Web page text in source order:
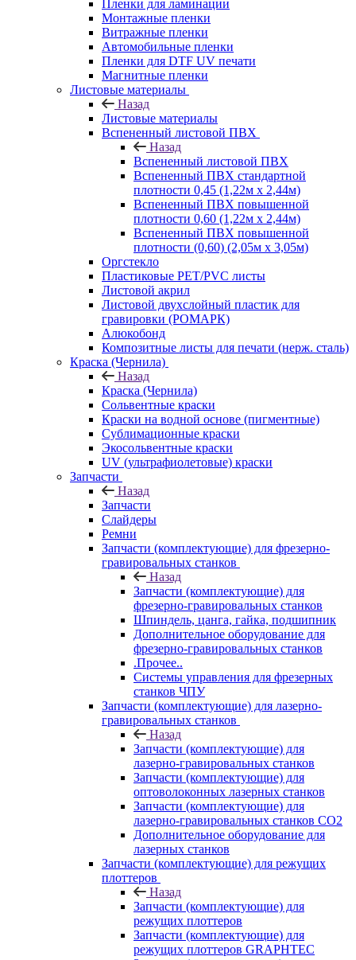
Пленки для ламинации
Монтажные пленки
Витражные пленки
Автомобильные пленки
Пленки для DTF UV печати
Магнитные пленки
Листовые материалы
Назад
Листовые материалы
Вспененный листовой ПВХ
Назад
Вспененный листовой ПВХ
Вспененный ПВХ стандартной
плотности 0,45 (1,22м х 2,44м)
Вспененный ПВХ повышенной
плотности 0,60 (1,22м х 2,44м)
Вспененный ПВХ повышенной
плотности (0,60) (2,05м х 3,05м)
Оргстекло
Пластиковые PET/PVC листы
Листовой акрил
Листовой двухслойный пластик для
гравировки (РОМАРК)
Алюкобонд
Композитные листы для печати (нерж. сталь)
Краска (Чернила)
Назад
Краска (Чернила)
Сольвентные краски
Краски на водной основе (пигментные)
Сублимационные краски
Экосольвентные краски
UV (ультрафиолетовые) краски
Запчасти
Назад
Запчасти
Слайдеры
Ремни
Запчасти (комплектующие) для фрезерно-
гравировальных станков
Назад
Запчасти (комплектующие) для
фрезерно-гравировальных станков
Шпиндель, цанга, гайка, подшипник
Дополнительное оборудование для
фрезерно-гравировальных станков
.Прочее..
Системы управления для фрезерных
станков ЧПУ
Запчасти (комплектующие) для лазерно-
гравировальных станков
Назад
Запчасти (комплектующие) для
лазерно-гравировальных станков
Запчасти (комплектующие) для
оптоволоконных лазерных станков
Запчасти (комплектующие) для
лазерно-гравировальных станков CO2
Дополнительное оборудование для
лазерных станков
Запчасти (комплектующие) для режущих
плоттеров
Назад
Запчасти (комплектующие) для
режущих плоттеров
Запчасти (комплектующие) для
режущих плоттеров GRAPHTEC